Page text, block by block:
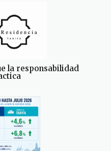
la responsabilidad